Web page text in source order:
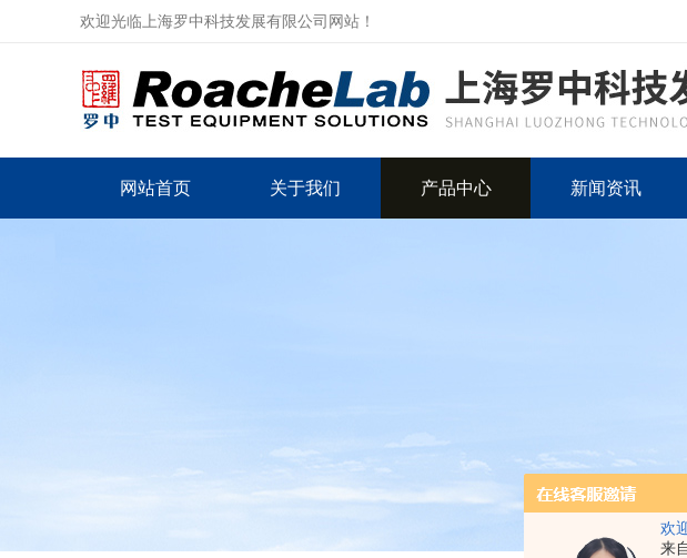
欢
来
欢迎光临上海罗中科技发展有限公司网站！
网站首页 关于我们 产品中心 新闻资讯